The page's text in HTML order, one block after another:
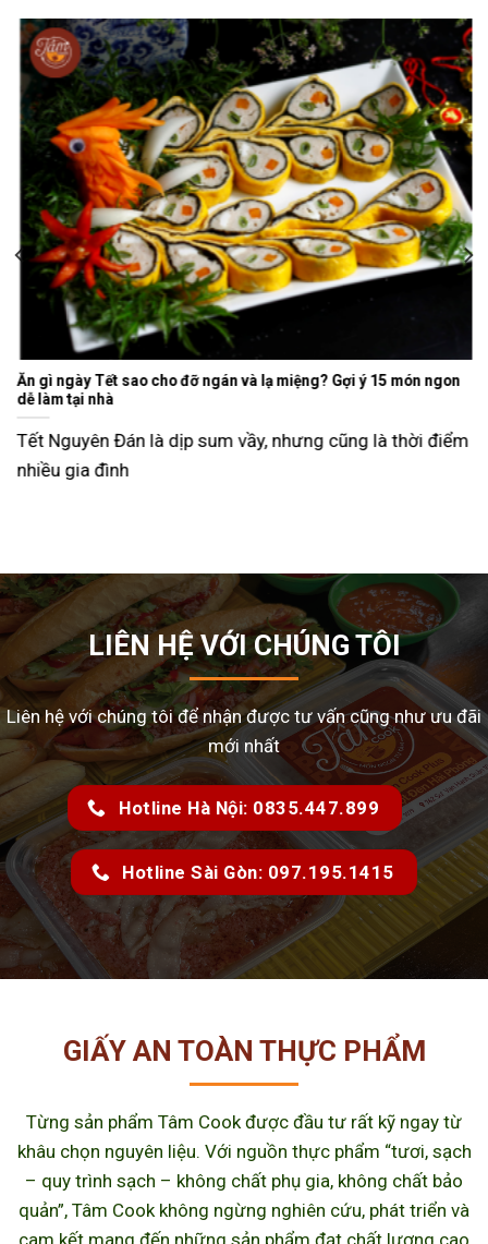
Ăn gì ngày Tết sao cho đỡ ngán và lạ miệng? Gợi ý 15 món ngon
dễ làm tại nhà
Tết Nguyên Đán là dịp sum vầy, nhưng cũng là thời điểm
nhiều gia đình
LIÊN HỆ VỚI CHÚNG TÔI
Liên hệ với chúng tôi để nhận được tư vấn cũng như ưu đãi
mới nhất
Hotline Hà Nội: 0835.447.899
Hotline Sài Gòn: 097.195.1415
GIẤY AN TOÀN THỰC PHẨM
Từng sản phẩm Tâm Cook được đầu tư rất kỹ ngay từ
khâu chọn nguyên liệu. Với nguồn thực phẩm “tươi, sạch
– quy trình sạch – không chất phụ gia, không chất bảo
quản”, Tâm Cook không ngừng nghiên cứu, phát triển và
cam kết mang đến những sản phẩm đạt chất lượng cao